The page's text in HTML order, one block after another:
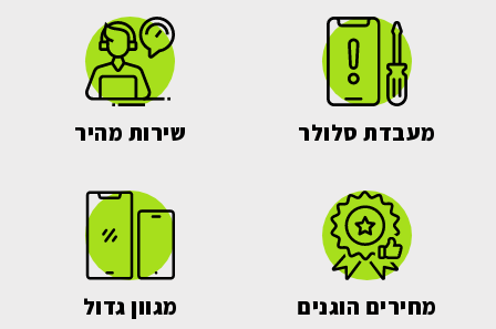
מעבדת סלולר שירות מהיר
מחירים הוגנים מגוון גדול